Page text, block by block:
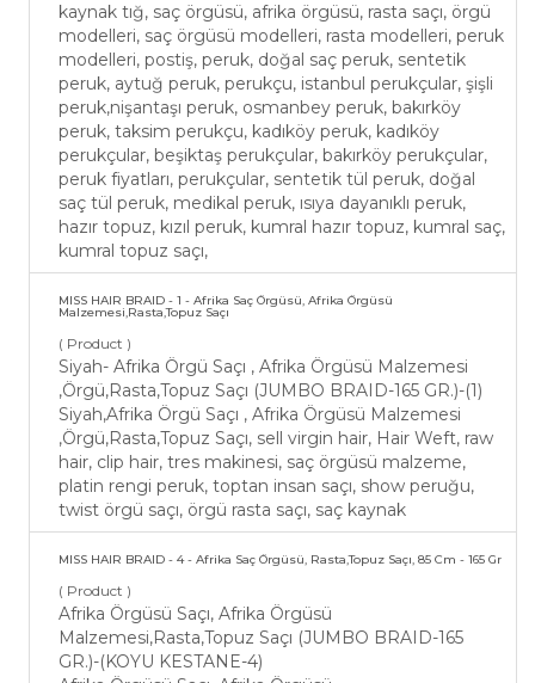
kaynak tığ, saç örgüsü, afrika örgüsü, rasta saçı, örgü
modelleri, saç örgüsü modelleri, rasta modelleri, peruk
modelleri, postiş, peruk, doğal saç peruk, sentetik
peruk, aytuğ peruk, perukçu, istanbul perukçular, şişli
peruk,nişantaşı peruk, osmanbey peruk, bakırköy
peruk, taksim perukçu, kadıköy peruk, kadıköy
perukçular, beşiktaş perukçular, bakırköy perukçular,
peruk fiyatları, perukçular, sentetik tül peruk, doğal
saç tül peruk, medikal peruk, ısıya dayanıklı peruk,
hazır topuz, kızıl peruk, kumral hazır topuz, kumral saç,
kumral topuz saçı,
MISS HAIR BRAID - 1 - Afrika Saç Örgüsü, Afrika Örgüsü
Malzemesi,Rasta,Topuz Saçı
( Product )
Siyah- Afrika Örgü Saçı , Afrika Örgüsü Malzemesi
,Örgü,Rasta,Topuz Saçı (JUMBO BRAID-165 GR.)-(1)
Siyah,Afrika Örgü Saçı , Afrika Örgüsü Malzemesi
,Örgü,Rasta,Topuz Saçı, sell virgin hair, Hair Weft, raw
hair, clip hair, tres makinesi, saç örgüsü malzeme,
platin rengi peruk, toptan insan saçı, show peruğu,
twist örgü saçı, örgü rasta saçı, saç kaynak
MISS HAIR BRAID - 4 - Afrika Saç Örgüsü, Rasta,Topuz Saçı, 85 Cm - 165 Gr
( Product )
Afrika Örgüsü Saçı, Afrika Örgüsü
Malzemesi,Rasta,Topuz Saçı (JUMBO BRAID-165
GR.)-(KOYU KESTANE-4)